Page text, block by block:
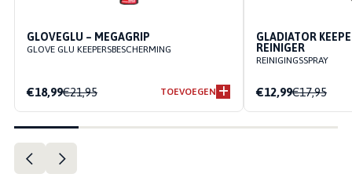
GLOVEGLU – MEGAGRIP
GLOVE GLU KEEPERSBESCHERMING
€18,99€21,95 TOEVOEGEN
GLADIATOR
REINIGER
REINIGINGSSPRAY
€12,99€17,95